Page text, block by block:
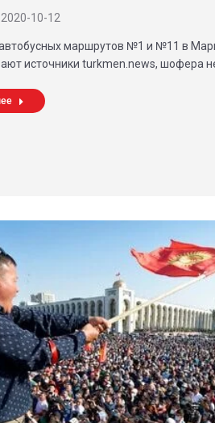
2020-10-12
маршрутов №1 и №11 в
источники turkmen.news, шофера